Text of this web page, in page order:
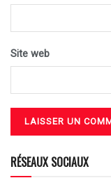
Site web
RÉSEAUX SOCIAUX